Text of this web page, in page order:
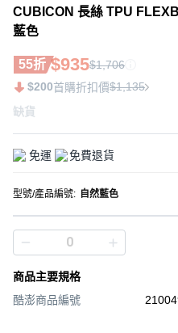
CUBICON 長絲 TPU
藍色
55折 $935$1,706
$200首購折扣價$1,135
缺貨
免運 免費退貨
型號/產品編號: 自然藍色
商品主要規格
酷澎商品編號